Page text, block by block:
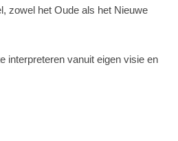
zowel het Oude als het Nieuwe
interpreteren vanuit eigen visie en